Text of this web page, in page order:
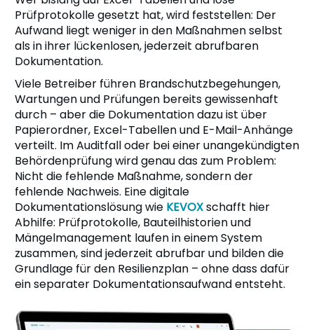
Prüfprotokolle gesetzt hat, wird feststellen: Der
Aufwand liegt weniger in den Maßnahmen selbst
als in ihrer lückenlosen, jederzeit abrufbaren
Dokumentation.
Viele Betreiber führen Brandschutzbegehungen,
Wartungen und Prüfungen bereits gewissenhaft
durch – aber die Dokumentation dazu ist über
Papierordner, Excel-Tabellen und E-Mail-Anhänge
verteilt. Im Auditfall oder bei einer unangekündigten
Behördenprüfung wird genau das zum Problem:
Nicht die fehlende Maßnahme, sondern der
fehlende Nachweis. Eine digitale
Dokumentationslösung wie KEVOXschafft hier
Abhilfe: Prüfprotokolle, Bauteilhistorien und
Mängelmanagement laufen in einem System
zusammen, sind jederzeit abrufbar und bilden die
Grundlage für den Resilienzplan – ohne dass dafür
ein separater Dokumentationsaufwand entsteht.